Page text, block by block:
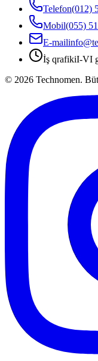
Telefon(012)
Mobil(055)
E-mail
İş qrafikiI-VI
© 2026 Technomen.